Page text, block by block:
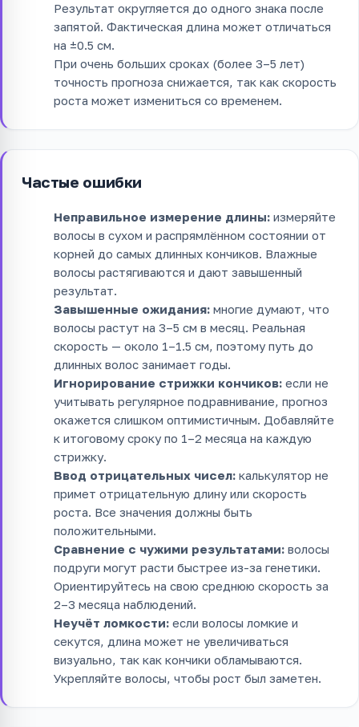
Результат округляется до одного знака после
запятой. Фактическая длина может отличаться
на ±0.5 см.
При очень больших сроках (более 3–5 лет)
точность прогноза снижается, так как скорость
роста может измениться со временем.
Частые ошибки
Неправильное измерение длины: измеряйте
волосы в сухом и распрямлённом состоянии от
корней до самых длинных кончиков. Влажные
волосы растягиваются и дают завышенный
результат.
Завышенные ожидания: многие думают, что
волосы растут на 3–5 см в месяц. Реальная
скорость — около 1–1.5 см, поэтому путь до
длинных волос занимает годы.
Игнорирование стрижки кончиков: если не
учитывать регулярное подравнивание, прогноз
окажется слишком оптимистичным. Добавляйте
к итоговому сроку по 1–2 месяца на каждую
стрижку.
Ввод отрицательных чисел: калькулятор не
примет отрицательную длину или скорость
роста. Все значения должны быть
положительными.
Сравнение с чужими результатами: волосы
подруги могут расти быстрее из-за генетики.
Ориентируйтесь на свою среднюю скорость за
2–3 месяца наблюдений.
Неучёт ломкости: если волосы ломкие и
секутся, длина может не увеличиваться
визуально, так как кончики обламываются.
Укрепляйте волосы, чтобы рост был заметен.